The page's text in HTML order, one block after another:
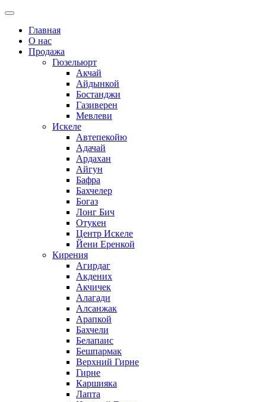
Главная
О нас
Продажа
Гюзельюрт
Акчай
Айдынкой
Бостанджи
Газиверен
Мевлеви
Искеле
Автепекойю
Адачай
Ардахан
Айгун
Бафра
Бахчелер
Богаз
Лонг Бич
Отукен
Центр Искеле
Йени Еренкой
Кирения
Агирдаг
Акдених
Акчичек
Алагади
Алсанжак
Арапкой
Бахчели
Белапаис
Бешпармак
Верхний Гирне
Гирне
Каршияка
Лапта